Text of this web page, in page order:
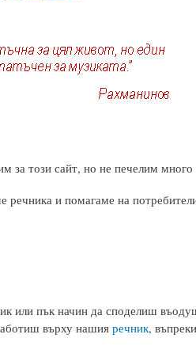
този сайт, но не печелим много
и помагаме на
или пък начин да споделиш
върху нашияречник,